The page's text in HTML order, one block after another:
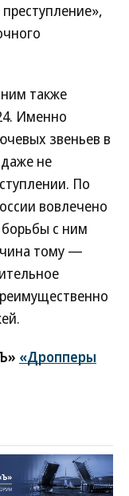
также
Именно
звеньев в
не
По
вовлечено
с ним
тому —
«Дропперы